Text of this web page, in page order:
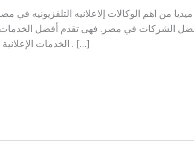
ميديا من اهم الوكالات إلاعلانيه
الشركات في مصر. فهى تقدم أفضل
الخدمات الإعلانية المميزة بأحدث الوسائل والتقنيات الحديثة المواكبة للعصر . […]